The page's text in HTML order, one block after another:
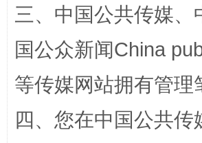
三、中国公共传媒
国公众新闻China
等传媒网站拥有管
四、您在中国公共